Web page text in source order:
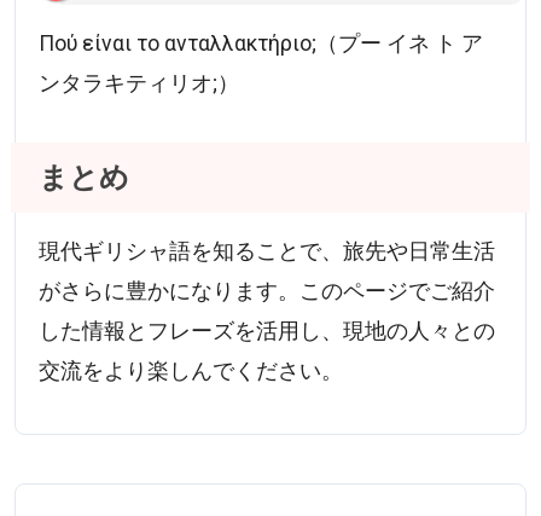
Πού είναι το ανταλλακτήριο;（プー イネ ト ア
ンタラキティリオ;）
まとめ
現代ギリシャ語を知ることで、旅先や日常生活
がさらに豊かになります。このページでご紹介
した情報とフレーズを活用し、現地の人々との
交流をより楽しんでください。